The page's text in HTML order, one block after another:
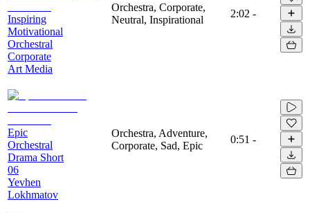
Inspiring
Motivational
Orchestral
Corporate
Art Media
Orchestra, Corporate,
Neutral, Inspirational
2:02 -
Epic
Orchestral
Drama Short
06
Yevhen
Lokhmatov
Orchestra, Adventure,
Corporate, Sad, Epic
0:51 -